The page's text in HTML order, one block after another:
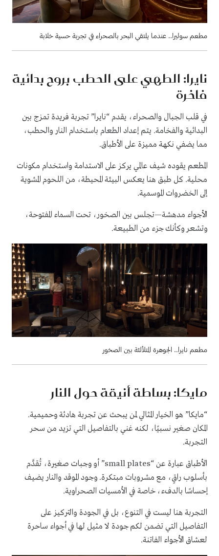
مطعم سوليرا.. عندما يلتقي البحر بالصحراء في تجربة حسية خلابة
نايرا: الطهي على الحطب بروح بدائية
فاخرة
في قلب الجبال والصحراء، يقدم “نايرا” تجربة فريدة تمزج بين
البدائية والفخامة. يتم إعداد الطعام باستخدام النار والحطب،
مما يضفي نكهة مميزة على الأطباق.
المطعم يقوده شيف عالمي يركز على الاستدامة واستخدام مكونات
محلية. كل طبق هنا يعكس البيئة المحيطة، من اللحوم المشوية
إلى الخضروات الموسمية.
الأجواء مدهشة—تجلس بين الصخور، تحت السماء المفتوحة،
وتشعر وكأنك جزء من الطبيعة.
مطعم نايرا.. الجوهرة المتلألئة بين الصخور
مايكا: بساطة أنيقة حول النار
“مايكا” هو الخيار المثالي لمن يبحث عن تجربة هادئة وحميمية.
المكان صغير نسبيًا، لكنه غني بالتفاصيل التي تزيد من سحر
التجربة.
الأطباق عبارة عن “small plates” أو وجبات صغيرة، تُقدَّم
بأسلوب راقٍ، مع مشروبات مبتكرة. وجود الموقد والنار يضيف
إحساسًا بالدفء، خاصة في الأمسيات الصحراوية.
التجربة هنا ليست في التنوع، بل في الجودة والتركيز على
التفاصيل التي تضمن لكم جودة لا مثيل لها في أجواء ساحرة
لعشاق الأجواء الفاتنة.